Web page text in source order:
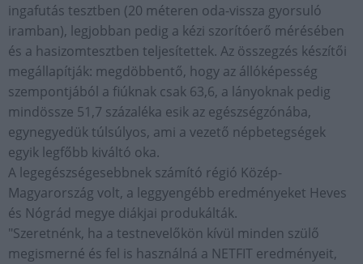
ingafutás tesztben (20 méteren oda-vissza gyorsuló
iramban), legjobban pedig a kézi szorítóerő mérésében
és a hasizomtesztben teljesítettek. Az összegzés készítői
megállapítják: megdöbbentő, hogy az állóképesség
szempontjából a fiúknak csak 63,6, a lányoknak pedig
mindössze 51,7 százaléka esik az egészségzónába,
egynegyedük túlsúlyos, ami a vezető népbetegségek
egyik legfőbb kiváltó oka.
A legegészségesebbnek számító régió Közép-
Magyarország volt, a leggyengébb eredményeket Heves
és Nógrád megye diákjai produkálták.
"Szeretnénk, ha a testnevelőkön kívül minden szülő
megismerné és fel is használná a NETFIT eredményeit,